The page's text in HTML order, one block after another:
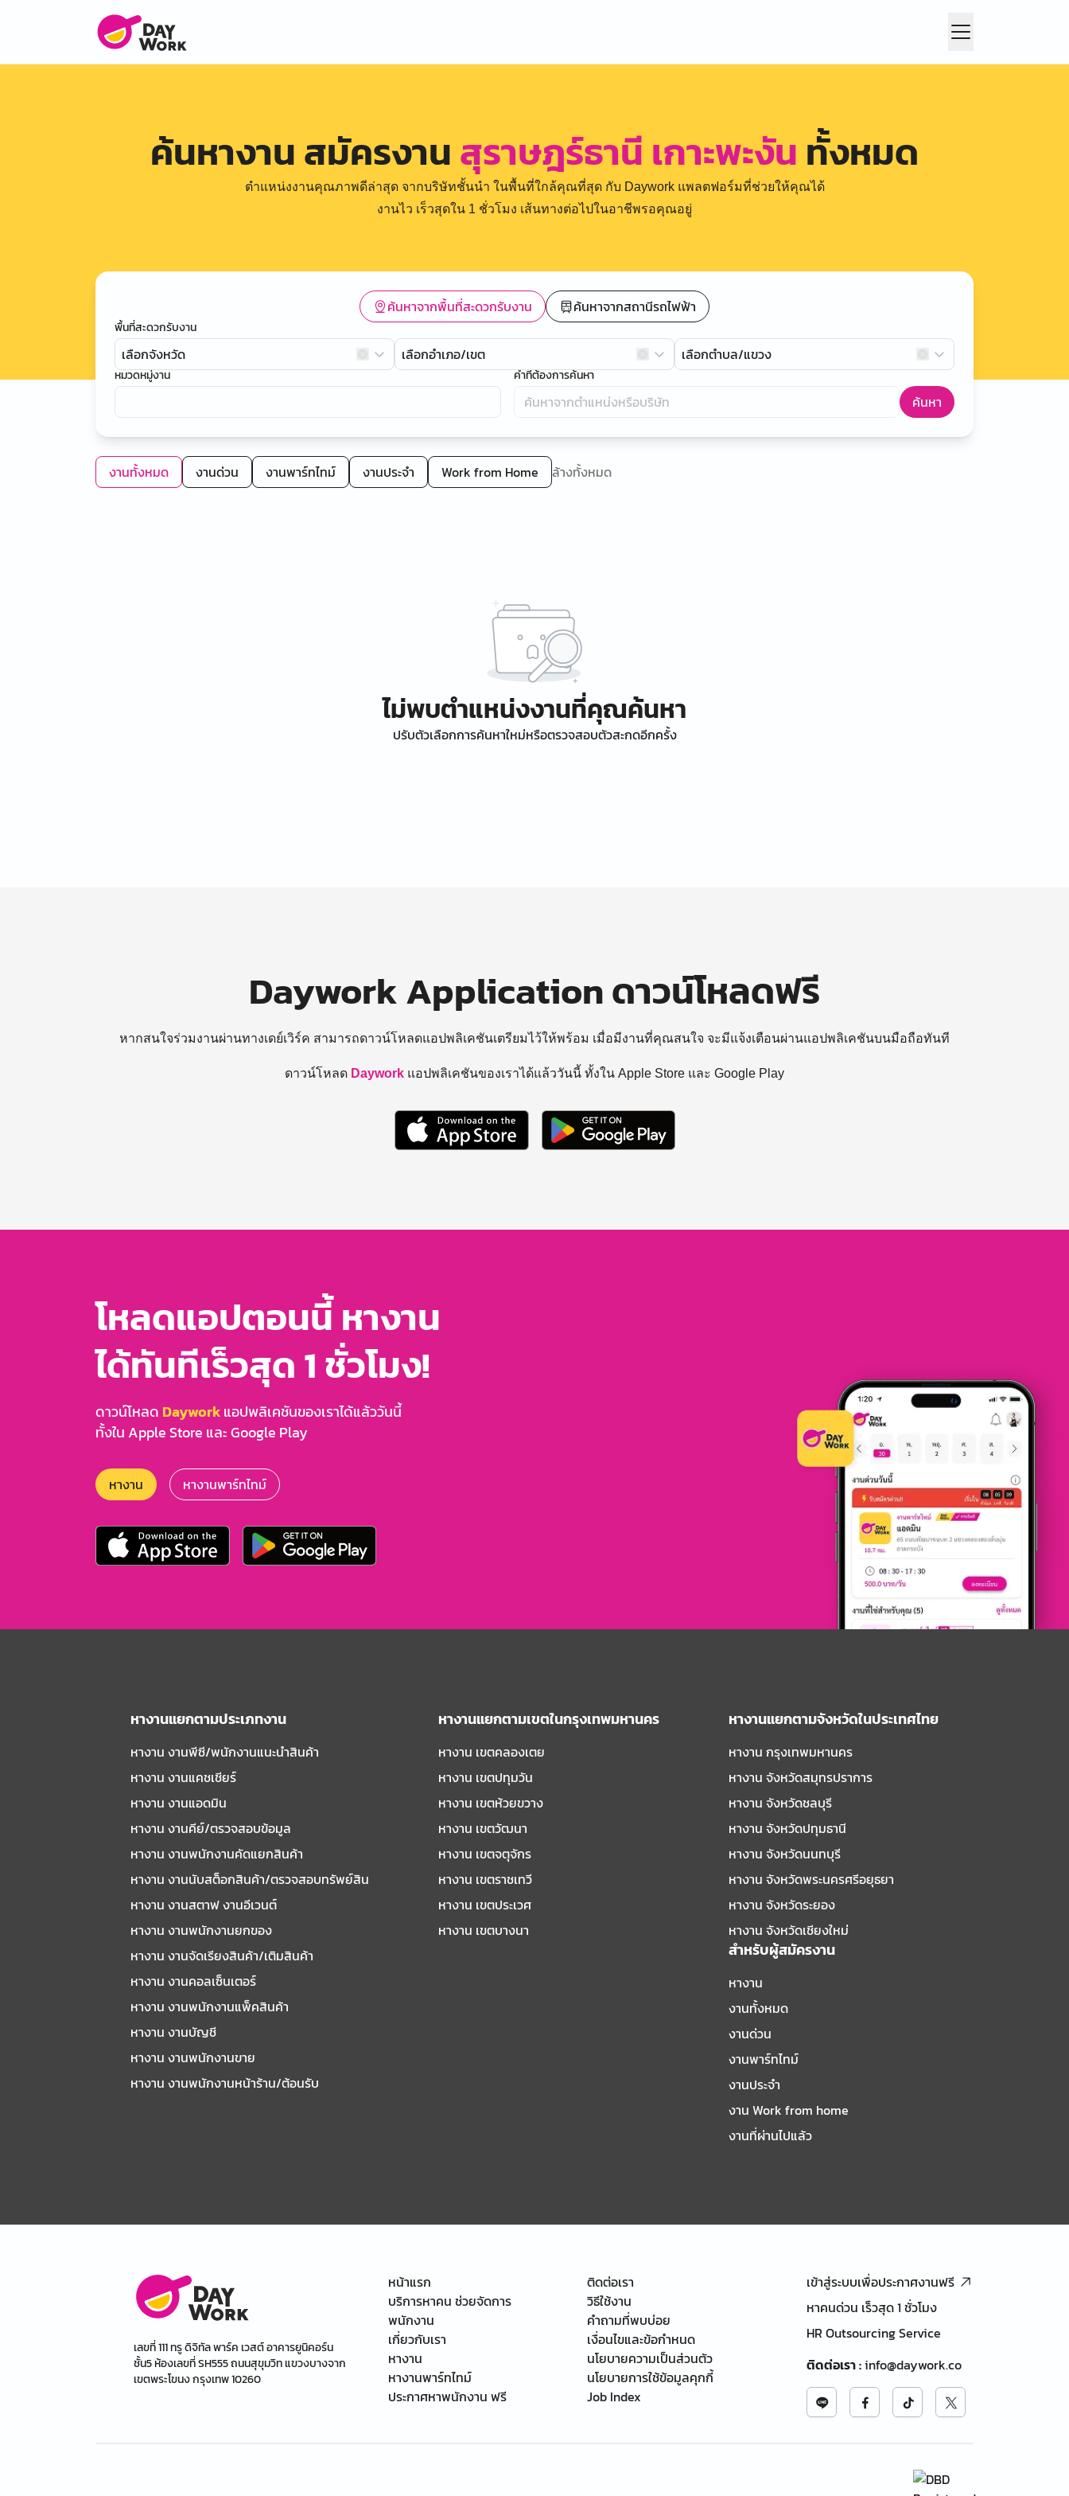
ค้นหางาน สมัครงานสุราษฎร์ธานี เกาะพะงัน ทั้งหมด
ตำแหน่งงานคุณภาพดีล่าสุด จากบริษัทชั้นนำ ในพื้นที่ใกล้คุณที่สุด กับ Daywork แพลตฟอร์มที่ช่วยให้คุณได้
งานไว เร็วสุดใน 1 ชั่วโมง เส้นทางต่อไปในอาชีพรอคุณอยู่
ค้นหาจากพื้นที่สะดวกรับงาน ค้นหาจากสถานีรถไฟฟ้า
พื้นที่สะดวกรับงาน
เลือกจังหวัด เลือกอำเภอ/เขต เลือกตำบล/แขวง
หมวดหมู่งาน คำที่ต้องการค้นหา
ค้นหา
งานทั้งหมด งานด่วน งานพาร์ทไทม์ งานประจำ Work from Home ล้างทั้งหมด
ไม่พบตำแหน่งงานที่คุณค้นหา
ปรับตัวเลือกการค้นหาใหม่หรือตรวจสอบตัวสะกดอีกครั้ง
Daywork Application ดาวน์โหลดฟรี
หากสนใจร่วมงานผ่านทางเดย์เวิร์ค สามารถดาวน์โหลดแอปพลิเคชันเตรียมไว้ให้พร้อม เมื่อมีงานที่คุณสนใจ จะมีแจ้งเตือนผ่านแอปพลิเคชันบนมือถือทันที
ดาวน์โหลด Daywork แอปพลิเคชันของเราได้แล้ววันนี้ ทั้งใน Apple Store และ Google Play
โหลดแอปตอนนี้ หางาน
ได้ทันทีเร็วสุด 1 ชั่วโมง!
ดาวน์โหลด Dayworkแอปพลิเคชันของเราได้แล้ววันนี้
ทั้งใน Apple Store และ Google Play
หางาน หางานพาร์ทไทม์
หางานแยกตามประเภทงาน
หางาน งานพีซี/พนักงานแนะนําสินค้า
หางาน งานแคชเชียร์
หางาน งานแอดมิน
หางาน งานคีย์/ตรวจสอบข้อมูล
หางาน งานพนักงานคัดแยกสินค้า
หางาน งานนับสต็อกสินค้า/ตรวจสอบทรัพย์สิน
หางาน งานสตาฟ งานอีเวนต์
หางาน งานพนักงานยกของ
หางาน งานจัดเรียงสินค้า/เติมสินค้า
หางาน งานคอลเซ็นเตอร์
หางาน งานพนักงานแพ็คสินค้า
หางาน งานบัญชี
หางาน งานพนักงานขาย
หางาน งานพนักงานหน้าร้าน/ต้อนรับ
หางานแยกตามเขตในกรุงเทพมหานคร
หางาน เขตคลองเตย
หางาน เขตปทุมวัน
หางาน เขตห้วยขวาง
หางาน เขตวัฒนา
หางาน เขตจตุจักร
หางาน เขตราชเทวี
หางาน เขตประเวศ
หางาน เขตบางนา
หางานแยกตามจังหวัดในประเทศไทย
หางาน กรุงเทพมหานคร
หางาน จังหวัดสมุทรปราการ
หางาน จังหวัดชลบุรี
หางาน จังหวัดปทุมธานี
หางาน จังหวัดนนทบุรี
หางาน จังหวัดพระนครศรีอยุธยา
หางาน จังหวัดระยอง
หางาน จังหวัดเชียงใหม่
สำหรับผู้สมัครงาน
หางาน
งานทั้งหมด
งานด่วน
งานพาร์ทไทม์
งานประจำ
งาน Work from home
งานที่ผ่านไปแล้ว
เลขที่ 111 ทรู ดิจิทัล พาร์ค เวสต์ อาคารยูนิคอร์น
ชั้น5 ห้องเลขที่ SH555 ถนนสุขุมวิท แขวงบางจาก
เขตพระโขนง กรุงเทพ 10260
หน้าแรก
บริการหาคน ช่วยจัดการ
พนักงาน
เกี่ยวกับเรา
หางาน
หางานพาร์ทไทม์
ประกาศหาพนักงาน ฟรี
ติดต่อเรา
วิธีใช้งาน
คำถามที่พบบ่อย
เงื่อนไขและข้อกำหนด
นโยบายความเป็นส่วนตัว
นโยบายการใช้ข้อมูลคุกกี้
Job Index
เข้าสู่ระบบเพื่อประกาศงานฟรี
หาคนด่วน เร็วสุด 1 ชั่วโมง
HR Outsourcing Service
ติดต่อเรา:info@daywork.co